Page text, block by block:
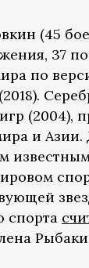
(45
37
по
(2004),
и Азии.
спорта